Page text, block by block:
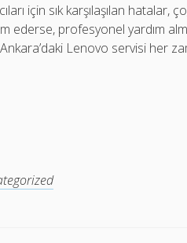
için sık karşılaşılan hatalar,
ederse, profesyonel yardım
Lenovo servisi her